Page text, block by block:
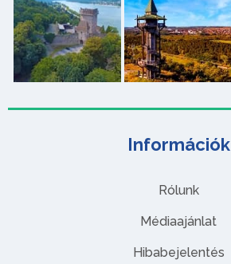
Információk
Rólunk
Médiaajánlat
Hibabejelentés